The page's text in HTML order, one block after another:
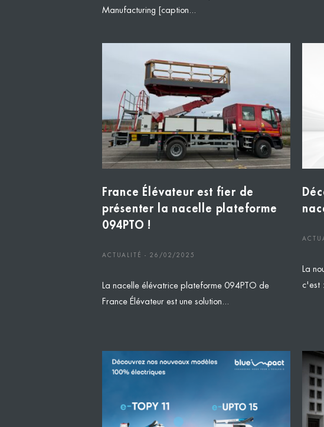
Manufacturing [caption...
France Élévateur est fier de
présenter la nacelle plateforme
094PTO !
ACTUALITÉ - 26/02/2025
La nacelle élévatrice plateforme 094PTO de
France Élévateur est une solution...
La
c'est